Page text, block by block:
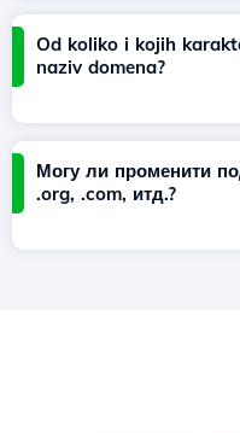
Od koliko i kojih
naziv domena?
Могу ли променити
.org, .com, итд.?